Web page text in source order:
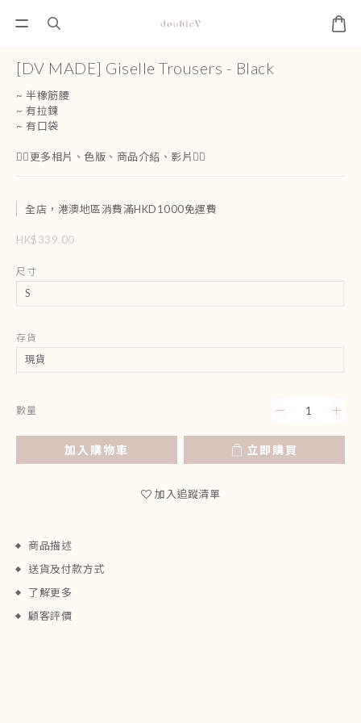
[DV MADE] Giselle Trousers - Black
~ 半橡筋腰
~ 有拉鍊
~ 有口袋
👇🏻更多相片、色版、商品介紹、影片👇🏻
全店，港澳地區消費滿HKD1000免運費
HK$339.00
尺寸
存貨
數量
加入購物車 立即購買
加入追蹤清單
商品描述
送貨及付款方式
了解更多
顧客評價